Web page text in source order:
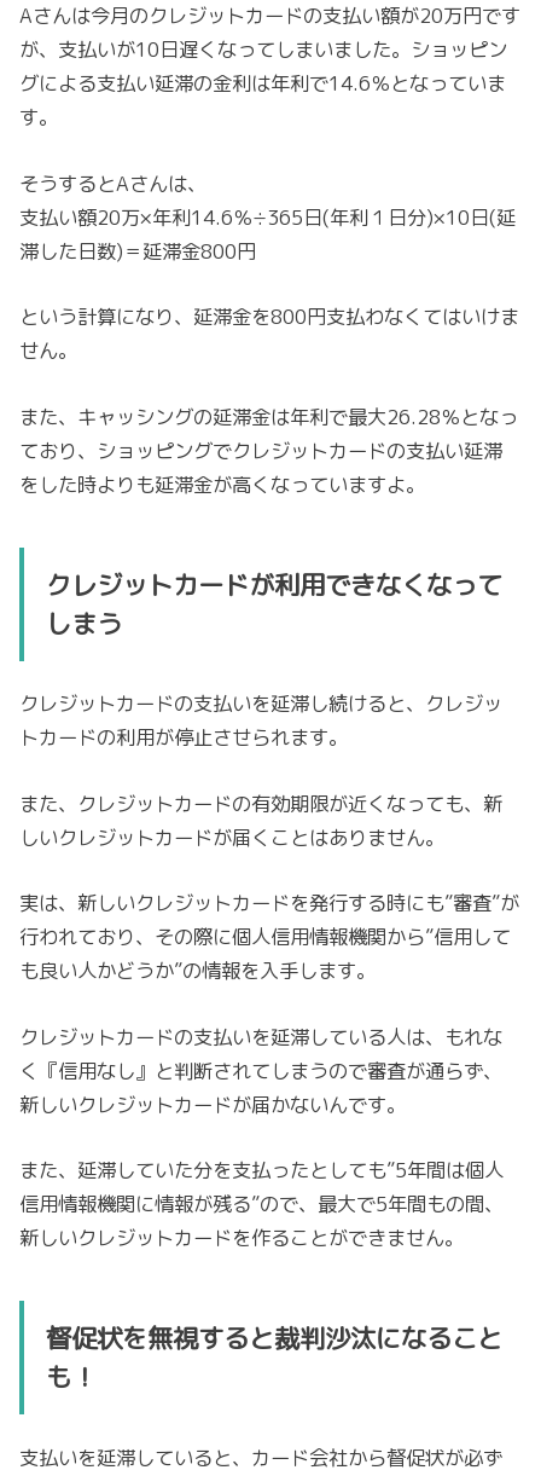
Aさんは今月のクレジットカードの支払い額が20万円です
が、支払いが10日遅くなってしまいました。ショッピン
グによる支払い延滞の金利は年利で14.6％となっていま
す。
そうするとAさんは、
支払い額20万×年利14.6％÷365日(年利１日分)×10日(延
滞した日数)＝延滞金800円
という計算になり、延滞金を800円支払わなくてはいけま
せん。
また、キャッシングの延滞金は年利で最大26.28％となっ
ており、ショッピングでクレジットカードの支払い延滞
をした時よりも延滞金が高くなっていますよ。
クレジットカードが利用できなくなって
しまう
クレジットカードの支払いを延滞し続けると、クレジッ
トカードの利用が停止させられます。
また、クレジットカードの有効期限が近くなっても、新
しいクレジットカードが届くことはありません。
実は、新しいクレジットカードを発行する時にも”審査”が
行われており、その際に個人信用情報機関から”信用して
も良い人かどうか”の情報を入手します。
クレジットカードの支払いを延滞している人は、もれな
く『信用なし』と判断されてしまうので審査が通らず、
新しいクレジットカードが届かないんです。
また、延滞していた分を支払ったとしても”5年間は個人
信用情報機関に情報が残る”ので、最大で5年間もの間、
新しいクレジットカードを作ることができません。
督促状を無視すると裁判沙汰になること
も！
支払いを延滞していると、カード会社から督促状が必ず